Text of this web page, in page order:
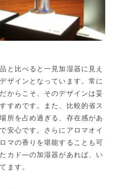
と比べると一見加湿器に見え
ザインとなっています。常に
からこそ、そのデザインは妥
すめです。また、比較的省ス
所を占め過ぎる、存在感があ
安心です。さらにアロマオイ
マの香りを堪能することも可
カド―の加湿器があれば、い
ます。